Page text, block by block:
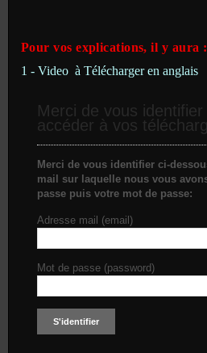
Pour vos explications, il y aura :
1 - Video à Télécharger en anglais